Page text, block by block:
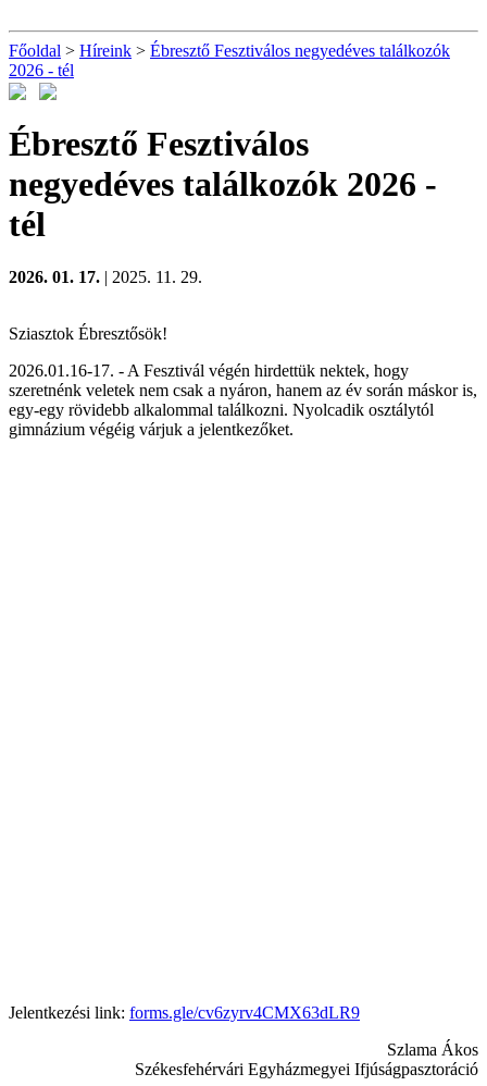
Főoldal > Híreink > Ébresztő Fesztiválos negyedéves találkozók
2026 - tél
Ébresztő Fesztiválos
negyedéves találkozók 2026 -
tél
2026. 01. 17. | 2025. 11. 29.
Sziasztok Ébresztősök!
2026.01.16-17. - A Fesztivál végén hirdettük nektek, hogy
szeretnénk veletek nem csak a nyáron, hanem az év során máskor is,
egy-egy rövidebb alkalommal találkozni. Nyolcadik osztálytól
gimnázium végéig várjuk a jelentkezőket.
Jelentkezési link: forms.gle/cv6zyrv4CMX63dLR9
Szlama Ákos
Székesfehérvári Egyházmegyei Ifjúságpasztoráció